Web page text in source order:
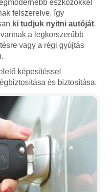
eszközökkel
felszerelve, így
ki tudjuk nyitni autóját.
a legkorszerűbb
vagy a régi gyújtás
képesítéssel
és biztosítása.